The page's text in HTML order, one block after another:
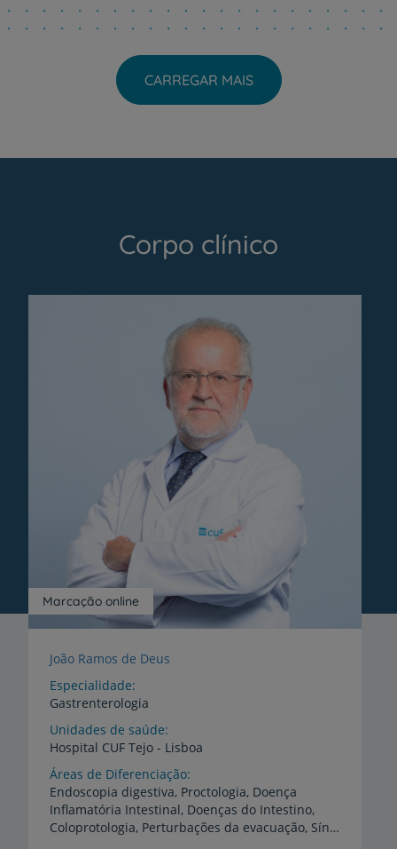
CARREGAR MAIS
Corpo clínico
Marcação online
João Ramos de Deus
Especialidade
Gastrenterologia
Unidades de saúde
Hospital CUF Tejo - Lisboa
Áreas de Diferenciação
Endoscopia digestiva, Proctologia, Doença
Inflamatória Intestinal, Doenças do Intestino,
Coloprotologia, Perturbações da evacuação, Síndrome Intestino Irritável, Doenças ano-rectais, Perturbações funcionais do tubo digestivo, Endoscopia diagnóstica e terapêutica